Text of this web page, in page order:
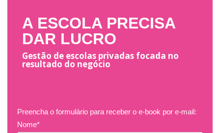
A ESCOLA PRECISA
DAR LUCRO
Gestão de escolas privadas focada no
resultado do negócio
Preencha o formulário para receber o e-book por e-mail:
Nome*